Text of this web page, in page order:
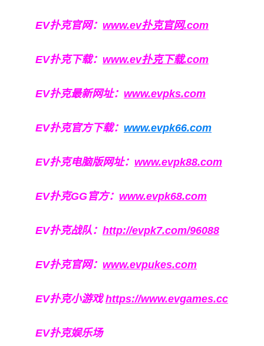
EV扑克官网： www.ev扑克官网.com
EV扑克下载： www.ev扑克下载.com
EV扑克最新网址： www.evpks.com
EV扑克官方下载： www.evpk66.com
EV扑克电脑版网址： www.evpk88.com
EV扑克GG官方： www.evpk68.com
EV扑克战队： http://evpk7.com/96088
EV扑克官网： www.evpukes.com
EV扑克小游戏https://www.evgames.cc
EV扑克娱乐场